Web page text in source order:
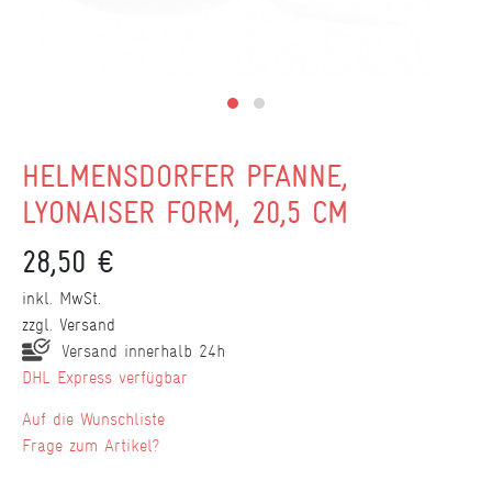
HELMENSDORFER PFANNE,
LYONAISER FORM, 20,5 CM
28,50 €
inkl. MwSt.
zzgl. Versand
Versand innerhalb 24h
DHL Express verfügbar
Wunschliste
Frage zum Artikel?